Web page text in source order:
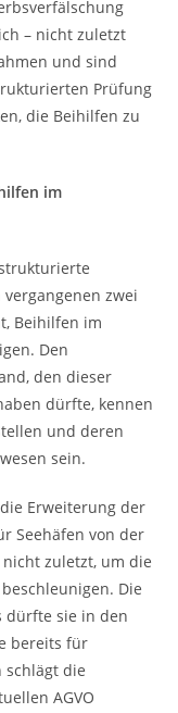
– nicht zuletzt
und sind
Prüfung
die Beihilfen zu
im
zwei
Beihilfen im
Den
den dieser
dürfte, kennen
und deren
sein.
Erweiterung der
Seehäfen von der
zuletzt, um die
Die
dürfte sie in den
bereits für
die
AGVO